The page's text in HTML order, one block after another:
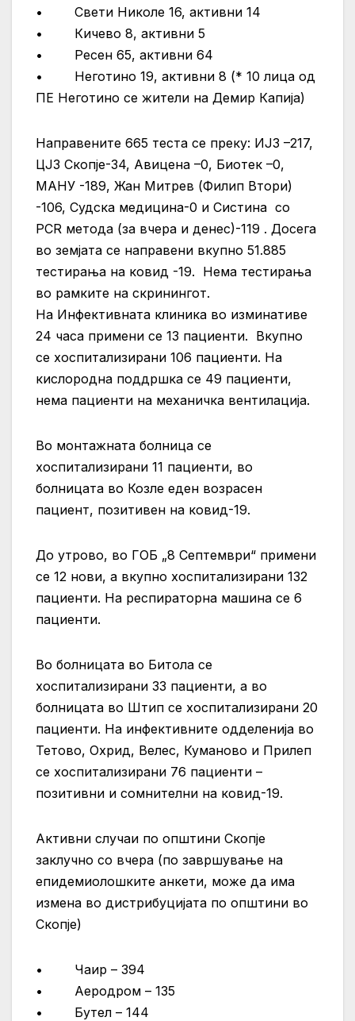
• Свети Николе 16, активни 14
• Кичево 8, активни 5
• Ресен 65, активни 64
• Неготино 19, активни 8 (* 10 лица од
ПЕ Неготино се жители на Демир Капија)
Направените 665 теста се преку: ИЈЗ –217,
ЦЈЗ Скопје-34, Авицена –0, Биотек –0,
МАНУ -189, Жан Митрев (Филип Втори)
-106, Судска медицина-0 и Систина со
PCR метода (за вчера и денес)-119 . Досега
во земјата се направени вкупно 51.885
тестирања на ковид -19. Нема тестирања
во рамките на скринингот.
На Инфективната клиника во изминативе
24 часа примени се 13 пациенти. Вкупно
се хоспитализирани 106 пациенти. На
кислородна поддршка се 49 пациенти,
нема пациенти на механичка вентилација.
Во монтажната болница се
хоспитализирани 11 пациенти, во
болницата во Козле еден возрасен
пациент, позитивен на ковид-19.
До утрово, во ГОБ „8 Септември“ примени
се 12 нови, а вкупно хоспитализирани 132
пациенти. На респираторна машина се 6
пациенти.
Во болницата во Битола се
хоспитализирани 33 пациенти, а во
болницата во Штип се хоспитализирани 20
пациенти. На инфективните одделенија во
Тетово, Охрид, Велес, Куманово и Прилеп
се хоспитализирани 76 пациенти –
позитивни и сомнителни на ковид-19.
Активни случаи по општини Скопје
заклучно со вчера (по завршување на
епидемиолошките анкети, може да има
измена во дистрибуцијата по општини во
Скопје)
• Чаир – 394
• Аеродром – 135
• Бутел – 144